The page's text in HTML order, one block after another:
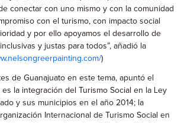
conectar con uno mismo y con la comunidad
con el turismo, con impacto social
y por ello apoyamos el desarrollo de
y justas para todos”, añadió la
)
de Guanajuato en este tema, apuntó el
la integración del Turismo Social en la Ley
y sus municipios en el año 2014; la
Internacional de Turismo Social en